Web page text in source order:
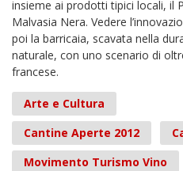
insieme ai prodotti tipici locali, il
Malvasia Nera. Vedere
poi la barricaia, scavata nella
naturale, con uno scenario di
francese.
Arte e Cultura
Cantine Aperte 2012
Movimento Turismo Vino